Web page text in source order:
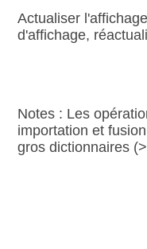
Actualiser
d'affichage,
Notes : Les
importation et
gros dictionnaires